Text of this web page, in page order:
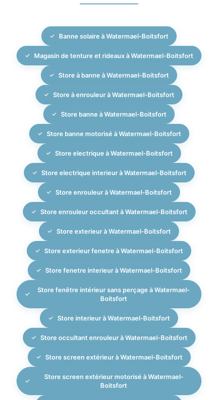
matériaux et le design avec vos habillages de fenêtres
de votre intérieur et des contraintes techniques.
Après validation, la confection sur mesure est réalisée
avec grand soin, puis notre équipe se charge de
l’installation professionnelle des rideaux, tentures,
stores intérieurs et éventuellement stores extérieurs.
Depuis 2007, MBM Interiors met un point d’honneur à
assurer un suivi rigoureux et une finition irréprochable
pour chaque projet d’habillage de fenêtres à Bruxelles.
Banne solaire à Watermael-Boitsfort
Magasin de tenture et rideaux à Watermael-Boitsfort
Store à banne à Watermael-Boitsfort
Store à enrouleur à Watermael-Boitsfort
Store banne à Watermael-Boitsfort
Store banne motorisé à Watermael-Boitsfort
Store electrique à Watermael-Boitsfort
Store electrique interieur à Watermael-Boitsfort
Store enrouleur à Watermael-Boitsfort
Store enrouleur occultant à Watermael-Boitsfort
Store exterieur à Watermael-Boitsfort
Store exterieur fenetre à Watermael-Boitsfort
Store fenetre interieur à Watermael-Boitsfort
Store fenêtre intérieur sans perçage à Watermael-
Boitsfort
Store interieur à Watermael-Boitsfort
Store occultant enrouleur à Watermael-Boitsfort
Store screen extérieur à Watermael-Boitsfort
Store screen extérieur motorisé à Watermael-
Boitsfort